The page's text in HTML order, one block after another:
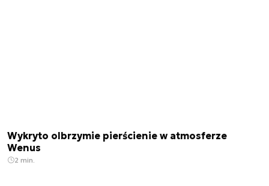
Wykryto olbrzymie pierścienie w atmosferze
Wenus
2 min.